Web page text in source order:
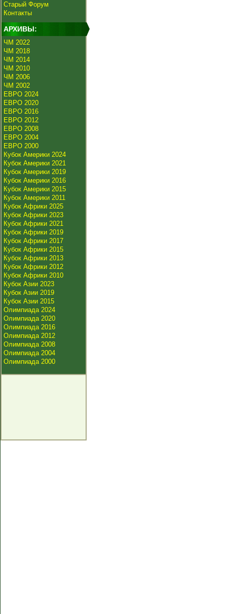
Старый Форум
Контакты
АРХИВЫ:
ЧМ 2022
ЧМ 2018
ЧМ 2014
ЧМ 2010
ЧМ 2006
ЧМ 2002
ЕВРО 2024
ЕВРО 2020
ЕВРО 2016
ЕВРО 2012
ЕВРО 2008
ЕВРО 2004
ЕВРО 2000
Кубок Америки 2024
Кубок Америки 2021
Кубок Америки 2019
Кубок Америки 2016
Кубок Америки 2015
Кубок Америки 2011
Кубок Африки 2025
Кубок Африки 2023
Кубок Африки 2021
Кубок Африки 2019
Кубок Африки 2017
Кубок Африки 2015
Кубок Африки 2013
Кубок Африки 2012
Кубок Африки 2010
Кубок Азии 2023
Кубок Азии 2019
Кубок Азии 2015
Олимпиада 2024
Олимпиада 2020
Олимпиада 2016
Олимпиада 2012
Олимпиада 2008
Олимпиада 2004
Олимпиада 2000